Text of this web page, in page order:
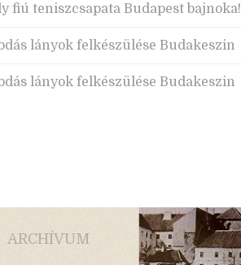
fiú teniszcsapata Budapest bajnoka!
lányok felkészülése Budakeszin
lányok felkészülése Budakeszin
ARCHÍVUM